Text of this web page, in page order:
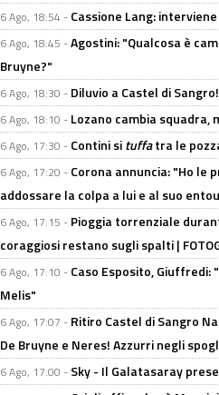
6 Ago, 18:54 - Cassione Lang:
6 Ago, 18:45 -Agostini: "Qualcosa è
Bruyne?"
6 Ago, 18:30 - Diluvio a Castel di
6 Ago, 18:10 - Lozano cambia
6 Ago, 17:30 - Contini situffatra le
6 Ago, 17:20 - Corona annuncia: "Ho le
addossare la colpa a lui e al suo
6 Ago, 17:15 - Pioggia torrenziale
coraggiosi restano sugli spalti |
6 Ago, 17:10 - Caso Esposito,
Melis"
6 Ago, 17:07 - Ritiro Castel di Sangro
De Bruyne e Neres! Azzurri negli
6 Ago, 17:00 - Sky - Il Galatasaray